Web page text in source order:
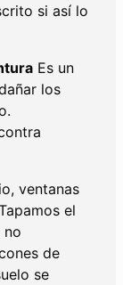
si así lo
Es un
los
ventanas
el
no
de
se